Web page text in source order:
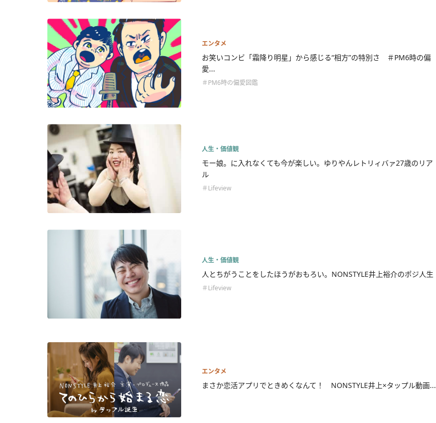
エンタメ
お笑いコンビ「霜降り明星」から感じる“相方”の特別さ ＃PM6時の偏
愛...
＃PM6時の偏愛図鑑
人生・価値観
モー娘。に入れなくても今が楽しい。ゆりやんレトリィバァ27歳のリア
ル
＃Lifeview
人生・価値観
人とちがうことをしたほうがおもろい。NONSTYLE井上裕介のポジ人生
＃Lifeview
エンタメ
まさか恋活アプリでときめくなんて！ NONSTYLE井上×タップル動画...